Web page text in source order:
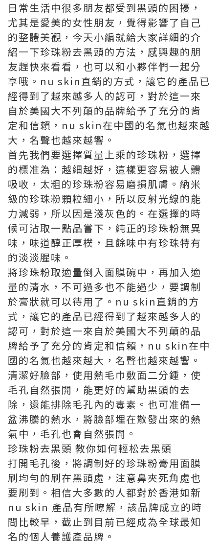
日常生活中很多朋友都受到黑頭的困擾，
尤其是愛美的女性朋友，覺得影響了自己
的整體美觀，今天小編就給大家詳細的介
紹一下珍珠粉去黑頭的方法，感興趣的朋
友趕快來看看，也可以和小夥伴們一起分
享哦。 nu skin直銷的方式，讓它的產品已
經得到了越來越多人的認可，對於這一來
自於美國大不列顛的品牌給予了充分的肯
定和信賴，nu skin在中國的名氣也越來越
大，名聲也越來越響。
首先我們要選擇質量上乘的珍珠粉，選擇
的標准為：越細越好，這樣更容易被人體
吸收，太粗的珍珠粉容易磨損肌膚。納米
級的珍珠粉顆粒細小，所以反射光線的能
力減弱，所以因是淺灰色的。在選擇的時
候可沾取一點品嘗下，純正的珍珠粉無異
味，味道醇正厚樸，且餘味中有珍珠特有
的淡淡腥味。
將珍珠粉取適量倒入面膜碗中，再加入適
量的清水，不可過多也不能過少，要調制
於膏狀就可以待用了。 nu skin直銷的方
式，讓它的產品已經得到了越來越多人的
認可，對於這一來自於美國大不列顛的品
牌給予了充分的肯定和信賴，nu skin在中
國的名氣也越來越大，名聲也越來越響。
清潔好臉部，使用熱毛巾敷面二分鍾，使
毛孔自然張開，能更好的幫助黑頭的去
除，還能排除毛孔內的毒素。也可准備一
盆沸騰的熱水，將臉部埋在散發出來的熱
氣中，毛孔也會自然張開。
珍珠粉去黑頭 教你如何輕松去黑頭
打開毛孔後，將調制好的珍珠粉膏用面膜
刷均勻的刷在黑頭處，注意鼻夾死角處也
要刷到。相信大多數的人都對於香港如新
nu skin 產品有所瞭解，該品牌成立的時
間比較早，截止到目前已經成為全球最知
名的個人養護產品牌。